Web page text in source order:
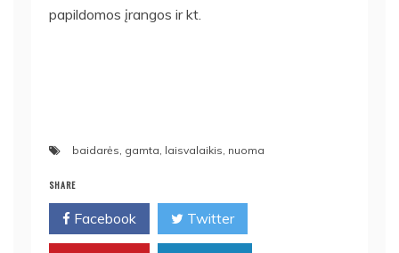
papildomos įrangos ir kt.
baidarės gamta laisvalaikis nuoma
SHARE
Facebook Twitter